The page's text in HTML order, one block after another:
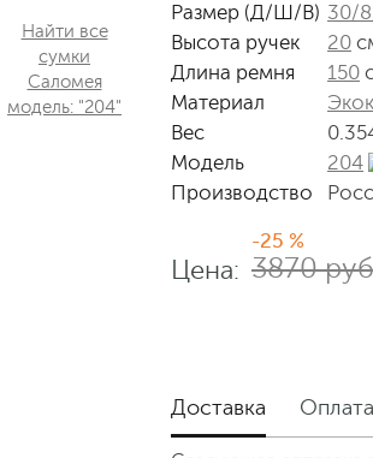
Размер (Д/Ш/В) 30/
Высота ручек 20
Длина ремня
150
Материал
Вес
Модель
204
Производство
Цена:
-25 %
3870 руб
Доставка Оплата
Найти все
сумки
Саломея
модель: "204"